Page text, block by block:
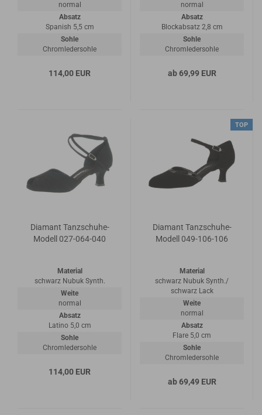
normal
Absatz
Spanish 5,5 cm
Sohle
Chromledersohle
114,00 EUR
normal
Absatz
Blockabsatz 2,8 cm
Sohle
Chromledersohle
ab 69,99 EUR
Diamant Tanzschuhe-
Modell 027-064-040
Material
schwarz Nubuk Synth.
Weite
normal
Absatz
Latino 5,0 cm
Sohle
Chromledersohle
114,00 EUR
TOP
Diamant Tanzschuhe-
Modell 049-106-106
Material
schwarz Nubuk Synth./
schwarz Lack
Weite
normal
Absatz
Flare 5,0 cm
Sohle
Chromledersohle
ab 69,49 EUR